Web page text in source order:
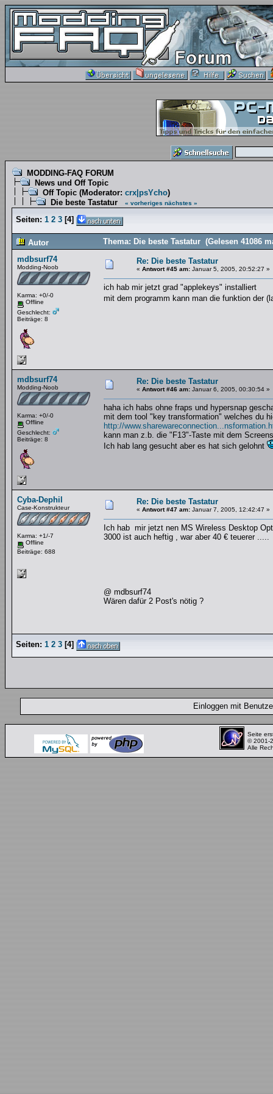
MODDING-FAQ FORUM
News und Off Topic
Off Topic (Moderator: crx|psYcho)
Die beste Tastatur
« vorheriges nächstes »
Seiten: 1 2 3 [4]
Autor
Thema: Die beste Tastatur (Gelesen 41086
mdbsurf74
Modding-Noob
Karma: +0/-0
Offline
Geschlecht:
Beiträge: 8
Re: Die beste Tastatur
« Antwort #45 am: Januar 5, 2005, 20:52:27 »
ich hab mir jetzt grad "applekeys" installiert
mit dem programm kann man die funktion der
mdbsurf74
Modding-Noob
Karma: +0/-0
Offline
Geschlecht:
Beiträge: 8
Re: Die beste Tastatur
« Antwort #46 am: Januar 6, 2005, 00:30:54 »
haha ich habs ohne fraps und hypersnap
mit dem tool "key transformation" welches du
http://
kann man z.b. die "F13"-Taste mit dem
Ich hab lang gesucht aber es hat sich gelohnt
Cyba-Dephil
Case-Konstrukteur
Karma: +1/-7
Offline
Beiträge: 688
Re: Die beste Tastatur
« Antwort #47 am: Januar 7, 2005, 12:42:47 »
Ich hab mir jetzt nen MS Wireless Desktop
3000 ist auch heftig , war aber 40 € teuerer .....
@ mdbsurf74
Wären dafür 2 Post's nötig ?
Seiten: 1 2 3 [4]
Einloggen mit
Seite
© 2001-
Alle